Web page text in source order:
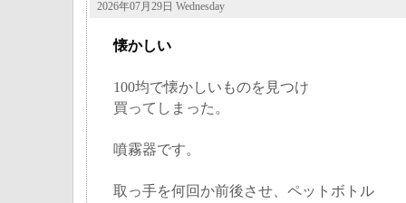
2026年07月29日 Wednesday
懐かしい
100均で懐かしいものを見つけ
買ってしまった。
噴霧器です。
取っ手を何回か前後させ、ペットボトル